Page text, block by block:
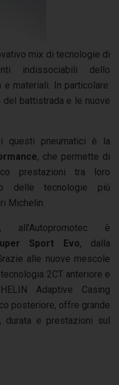
mix di tecnologie di
indissociabili dello
e materiali. In particolare:
battistrada e le nuove
questi pneumatici è la
, che permette di
prestazioni tra loro
delle tecnologie più
Michelin.
, all’Autopromotec è
Sport Evo, dalla
alle nuove mescole
2CT anteriore e
Adaptive Casing
posteriore, offre grande
durata e prestazioni sul